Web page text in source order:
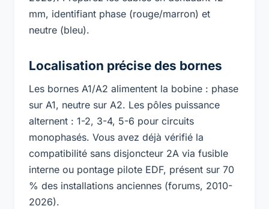
mm, identifiant phase (rouge/marron) et
neutre (bleu).
Localisation précise des bornes
Les bornes A1/A2 alimentent la bobine : phase
sur A1, neutre sur A2. Les pôles puissance
alternent : 1-2, 3-4, 5-6 pour circuits
monophasés. Vous avez déjà vérifié la
compatibilité sans disjoncteur 2A via fusible
interne ou pontage pilote EDF, présent sur 70
% des installations anciennes (forums, 2010-
2026).